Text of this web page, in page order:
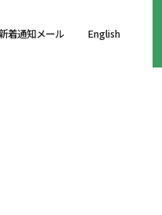
着通知メール English